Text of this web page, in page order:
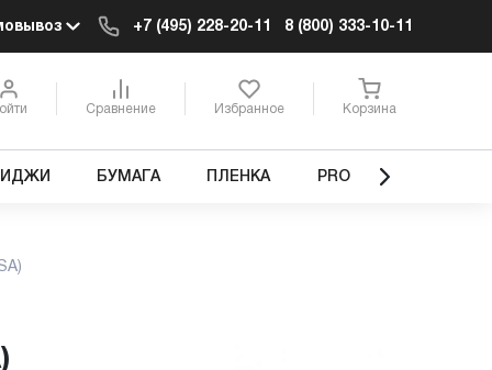
+7 (495) 228-20-11 8 (800) 333-10-11
Сравнение Избранное Корзина
БУМАГА ПЛЕНКА PRO